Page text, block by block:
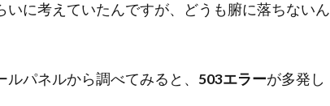
に考えていたんですが、どうも腑に落ちないん
パネルから調べてみると、 503エラーが多発し